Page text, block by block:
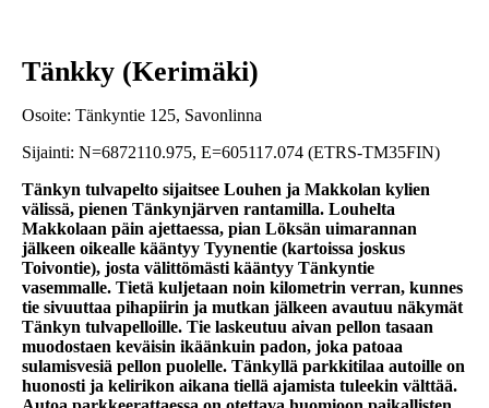
Tänkky (Kerimäki)
Osoite: Tänkyntie 125, Savonlinna
Sijainti: N=6872110.975, E=605117.074 (ETRS-TM35FIN)
Tänkyn tulvapelto sijaitsee Louhen ja Makkolan kylien
välissä, pienen Tänkynjärven rantamilla. Louhelta
Makkolaan päin ajettaessa, pian Löksän uimarannan
jälkeen oikealle kääntyy Tyynentie (kartoissa joskus
Toivontie), josta välittömästi kääntyy Tänkyntie
vasemmalle. Tietä kuljetaan noin kilometrin verran, kunnes
tie sivuuttaa pihapiirin ja mutkan jälkeen avautuu näkymät
Tänkyn tulvapelloille. Tie laskeutuu aivan pellon tasaan
muodostaen keväisin ikäänkuin padon, joka patoaa
sulamisvesiä pellon puolelle. Tänkyllä parkkitilaa autoille on
huonosti ja kelirikon aikana tiellä ajamista tuleekin välttää.